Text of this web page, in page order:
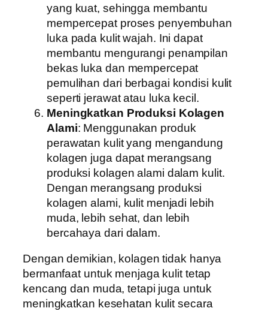
yang kuat, sehingga membantu
mempercepat proses penyembuhan
luka pada kulit wajah. Ini dapat
membantu mengurangi penampilan
bekas luka dan mempercepat
pemulihan dari berbagai kondisi kulit
seperti jerawat atau luka kecil.
Meningkatkan Produksi Kolagen
Alami: Menggunakan produk
perawatan kulit yang mengandung
kolagen juga dapat merangsang
produksi kolagen alami dalam kulit.
Dengan merangsang produksi
kolagen alami, kulit menjadi lebih
muda, lebih sehat, dan lebih
bercahaya dari dalam.
Dengan demikian, kolagen tidak hanya
bermanfaat untuk menjaga kulit tetap
kencang dan muda, tetapi juga untuk
meningkatkan kesehatan kulit secara